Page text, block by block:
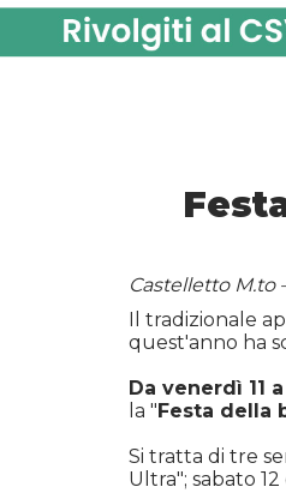
Castelletto
Il tradizionale
quest'anno ha
Da venerdì 11
la "Festa della
Si tratta di tre
Ultra"; sabato